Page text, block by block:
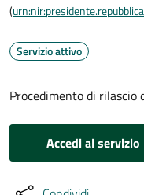
(
Servizio attivo
Procedimento di rilascio
Accedi al servizio